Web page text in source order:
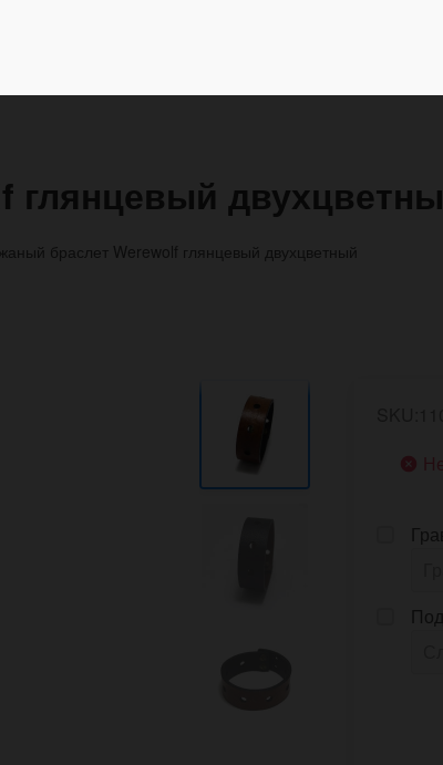
глянцевый
браслет Werewolf глянцевый двухцветный